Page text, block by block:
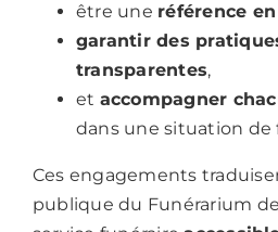
être une référence
garantir des
transparentes,
et accompagner
dans une situation de
Ces engagements
publique du Funérarium